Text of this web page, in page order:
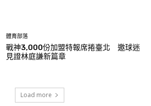
體育部落
戰神3,000份加盟特報席捲臺北 邀球迷
見證林庭謙新篇章
Load more